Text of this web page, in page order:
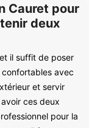
Cauret pour
deux
il suffit de poser
avec
et servir
ces deux
pour la